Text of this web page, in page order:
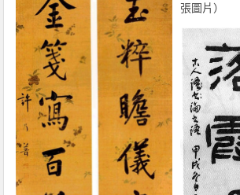
張圖片）